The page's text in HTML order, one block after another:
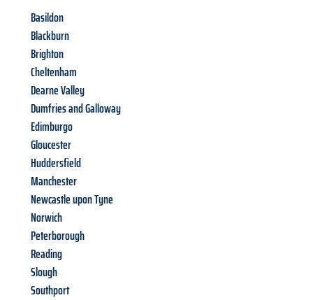
Basildon
Blackburn
Brighton
Cheltenham
Dearne Valley
Dumfries and Galloway
Edimburgo
Gloucester
Huddersfield
Manchester
Newcastle upon Tyne
Norwich
Peterborough
Reading
Slough
Southport